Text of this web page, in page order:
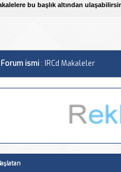
bu başlık altından
ismi : IRCd Makaleler